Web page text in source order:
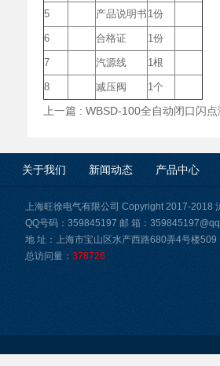
5 产品说明书 1份
6 合格证 1份
7 汽源线 1根
8 减压阀 1个
上一篇 : WBSD-100全自动闭口闪
关于我们 新闻动态 产品中心
上海旺徐电气有限公司 Copyright 2017-2018
QQ号码：359845197 邮 箱：
地 址：上海市宝山区水产西路680弄4号楼509
总访问量： 378726